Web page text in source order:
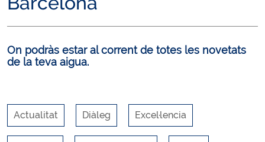
On podràs estar al corrent de totes les novetats
de la teva aigua.
Actualitat Diàleg Excel·lencia